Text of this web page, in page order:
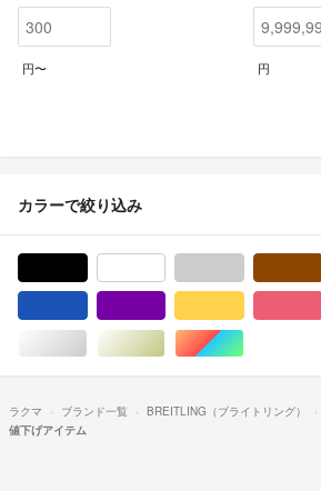
円〜 円
カラーで絞り込み
シルバー/銀色系ゴールド/金色系マルチカラー
ラクマ ブランド一覧 BREITLING（ブライトリング）
値下げアイテム